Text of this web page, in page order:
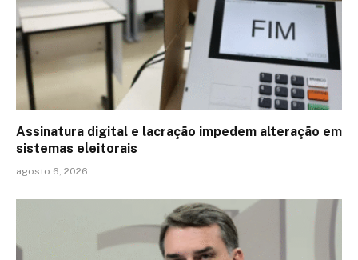
Assinatura digital e lacração impedem alteração em
sistemas eleitorais
agosto 6, 2026